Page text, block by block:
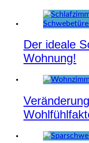
Der ideale
Wohnung!